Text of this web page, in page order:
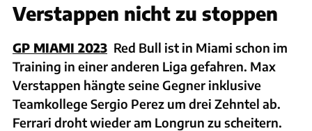
Verstappen nicht zu stoppen
GP MIAMI 2023 Red Bull ist in Miami schon im
Training in einer anderen Liga gefahren. Max
Verstappen hängte seine Gegner inklusive
Teamkollege Sergio Perez um drei Zehntel ab.
Ferrari droht wieder am Longrun zu scheitern.